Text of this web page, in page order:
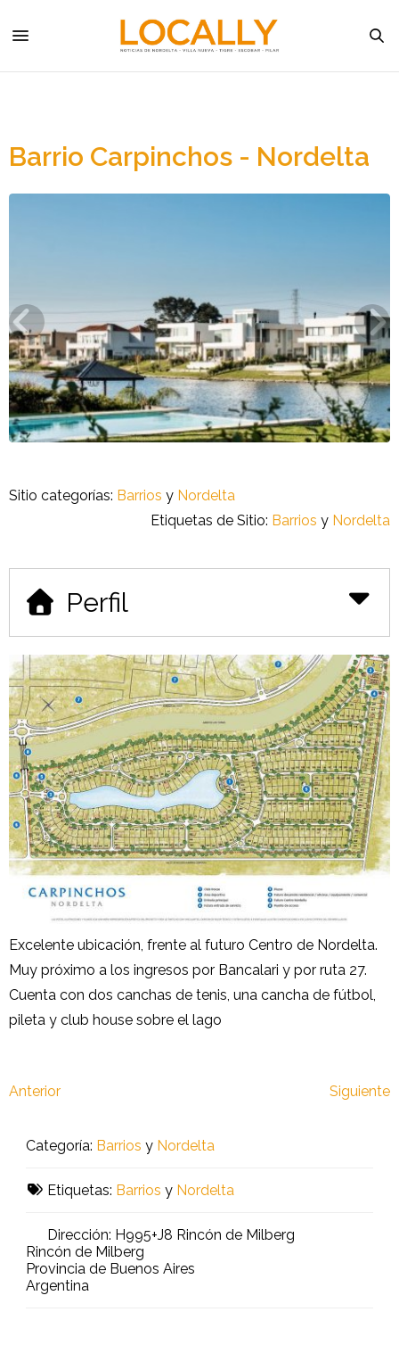
Barrio Carpinchos - Nordelta
Sitio categorías: Barrios y Nordelta
Etiquetas de Sitio: Barrios y Nordelta
Perfil
Excelente ubicación, frente al futuro Centro de Nordelta.
Muy próximo a los ingresos por Bancalari y por ruta 27.
Cuenta con dos canchas de tenis, una cancha de fútbol,
pileta y club house sobre el lago
Anterior Siguiente
Categoría: Barrios y Nordelta
Etiquetas: Barrios y Nordelta
Dirección: H995+J8 Rincón de Milberg
Rincón de Milberg
Provincia de Buenos Aires
Argentina